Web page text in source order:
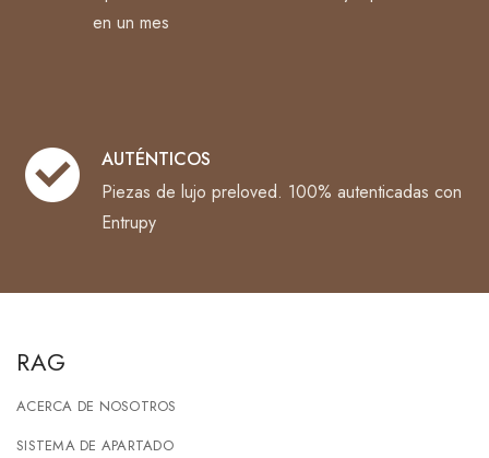
en un mes
AUTÉNTICOS
Piezas de lujo preloved. 100% autenticadas con
Entrupy
RAG
ACERCA DE NOSOTROS
SISTEMA DE APARTADO